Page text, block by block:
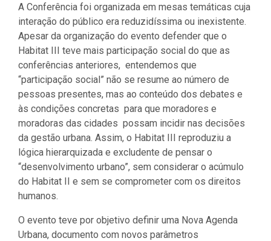
A Conferência foi organizada em mesas temáticas cuja
interação do público era reduzidíssima ou inexistente.
Apesar da organização do evento defender que o
Habitat III teve mais participação social do que as
conferências anteriores, entendemos que
“participação social” não se resume ao número de
pessoas presentes, mas ao conteúdo dos debates e
às condições concretas para que moradores e
moradoras das cidades possam incidir nas decisões
da gestão urbana. Assim, o Habitat III reproduziu a
lógica hierarquizada e excludente de pensar o
“desenvolvimento urbano”, sem considerar o acúmulo
do Habitat II e sem se comprometer com os direitos
humanos.
O evento teve por objetivo definir uma Nova Agenda
Urbana, documento com novos parâmetros